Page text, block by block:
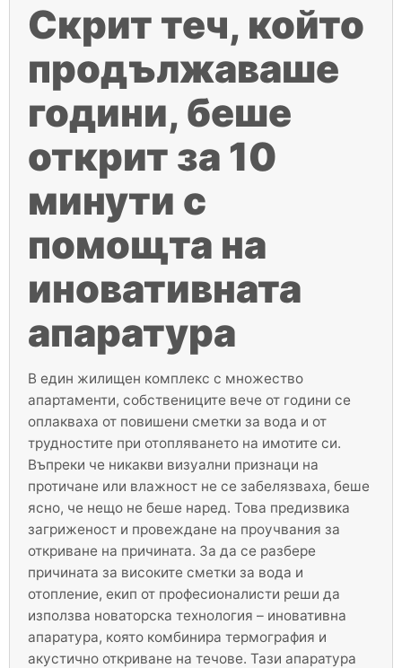
Скрит теч, който
продължаваше
години, беше
открит за 10
минути с
помощта на
иновативната
апаратура
В един жилищен комплекс с множество
апартаменти, собствениците вече от години се
оплакваха от повишени сметки за вода и от
трудностите при отопляването на имотите си.
Въпреки че никакви визуални признаци на
протичане или влажност не се забелязваха, беше
ясно, че нещо не беше наред. Това предизвика
загриженост и провеждане на проучвания за
откриване на причината. За да се разбере
причината за високите сметки за вода и
отопление, екип от професионалисти реши да
използва новаторска технология – иновативна
апаратура, която комбинира термография и
акустично откриване на течове. Тази апаратура